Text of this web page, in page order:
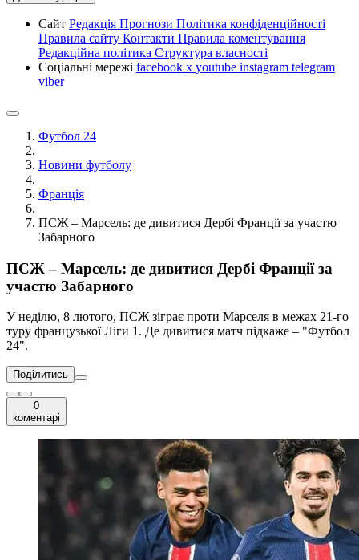
Сайт Редакція Прогнози Політика конфіденційності
Правила сайту Контакти Правила коментування
Редакційна політика Структура власності
Соціальні мережі facebook x youtube instagram telegram
viber
Футбол 24
Новини футболу
Франція
ПСЖ – Марсель: де дивитися Дербі Франції за участю
Забарного
ПСЖ – Марсель: де дивитися Дербі Франції за
участю Забарного
У неділю, 8 лютого, ПСЖ зіграє проти Марселя в межах 21-го
туру французької Ліги 1. Де дивитися матч підкаже – "Футбол
24".
Поділитись
0
коментарі